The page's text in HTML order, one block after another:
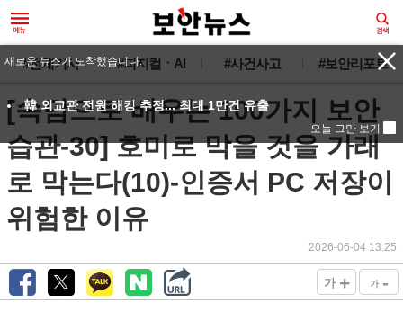
#전체기사 #피지컬ㆍAI #사건사고 #보안리포트
[속담으로 배우는 100가지 보안
습관-30] 호미로 막을 것을 가래
로 막는다(10)-인증서 PC 저장이
위험한 이유
2026-06-04 13:25
가 + 가 -
새로운 뉴스가 도착했습니다.
韓 외교관 전원 해킹 추정... 최대 1만건 유출
오늘 그만 보기